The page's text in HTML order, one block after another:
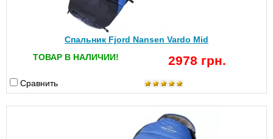
Спальник Fjord Nansen Vardo Mid
ТОВАР В НАЛИЧИИ!
2978 грн.
Сравнить